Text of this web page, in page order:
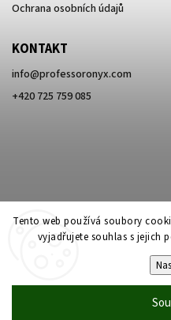
Tento web používá soubory
vyjadřujete souhlas s jejich
Ochrana osobních údajů
KONTAKT
info@professoronyx.com
+420 725 759 085
Professor